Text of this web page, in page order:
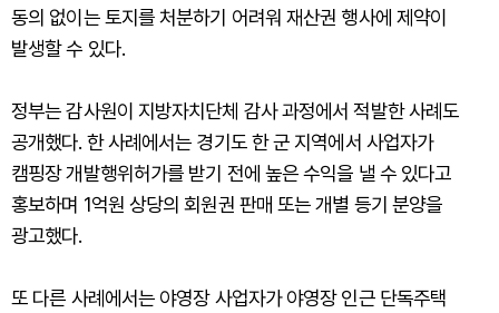
동의 없이는 토지를 처분하기 어려워 재산권 행사에 제약이
발생할 수 있다.
정부는 감사원이 지방자치단체 감사 과정에서 적발한 사례도
공개했다. 한 사례에서는 경기도 한 군 지역에서 사업자가
캠핑장 개발행위허가를 받기 전에 높은 수익을 낼 수 있다고
홍보하며 1억원 상당의 회원권 판매 또는 개별 등기 분양을
광고했다.
또 다른 사례에서는 야영장 사업자가 야영장 인근 단독주택